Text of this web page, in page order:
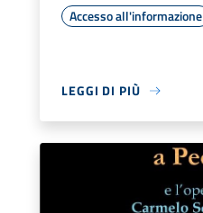
Accesso all'informazione
LEGGI DI PIÙ